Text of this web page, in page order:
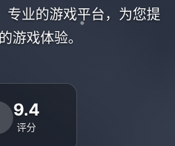
业的游戏平台，为您提
游戏体验。
9.4
评分